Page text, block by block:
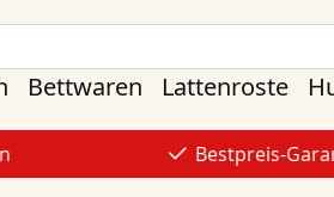
Bettwaren Lattenroste
Bestpreis-